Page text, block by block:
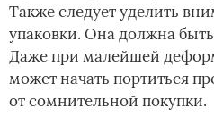
Также следует уделить
упаковки. Она должна
Даже при малейшей
может начать портиться
от сомнительной покупки.